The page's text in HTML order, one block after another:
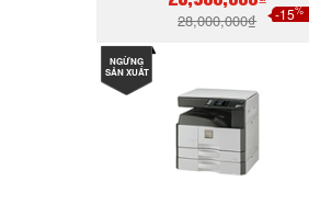
28,000,000₫ -15%
NGỪNG
SẢN XUẤT